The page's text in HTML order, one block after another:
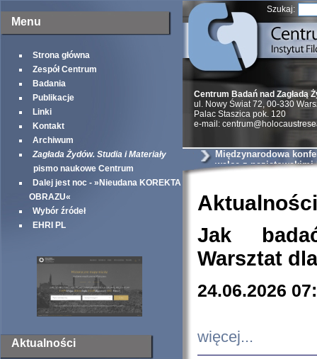
Menu
Strona główna
Zespół Centrum
Badania
Publikacje
Linki
Kontakt
Archiwum
Zagłada Żydów. Studia i Materiały
pismo naukowe Centrum
Dalej jest noc - »Nieudana KOREKTA
OBRAZU«
Wybór źródeł
EHRI PL
Aktualności
Szukaj:
Centrum Badań nad Zagładą
ul. Nowy Świat 72, 00-330
Palac Staszica pok. 120
e-mail:
Międzynarodowa
walce z nazistowskimi
Aktualności
Jak
Warsztat
24.06.2026
więcej...